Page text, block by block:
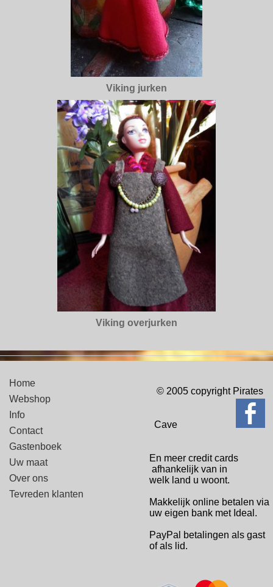
Viking jurken
Viking overjurken
Home
Webshop
Info
Contact
Gastenboek
Uw maat
Over ons
Tevreden klanten
© 2005 copyright Pirates
Cave
En meer credit cards
afhankelijk van in
welk land u woont.
Makkelijk online betalen via
uw eigen bank met Ideal.
PayPal betalingen als gast
of als lid.